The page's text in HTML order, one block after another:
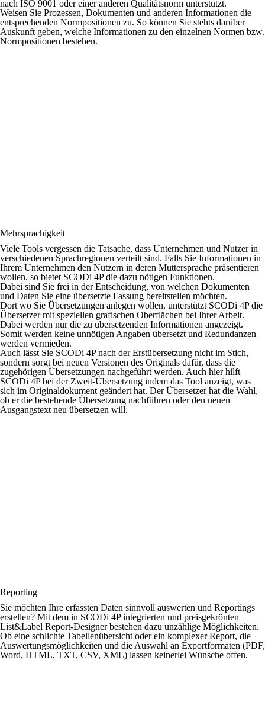
nach ISO 9001 oder einer anderen Qualitätsnorm unterstützt.
Weisen Sie Prozessen, Dokumenten und anderen Informationen die
entsprechenden Normpositionen zu. So können Sie stehts darüber
Auskunft geben, welche Informationen zu den einzelnen Normen bzw.
Normpositionen bestehen.
Mehrsprachigkeit
Viele Tools vergessen die Tatsache, dass Unternehmen und Nutzer in
verschiedenen Sprachregionen verteilt sind. Falls Sie Informationen in
Ihrem Unternehmen den Nutzern in deren Muttersprache präsentieren
wollen, so bietet SCODi 4P die dazu nötigen Funktionen.
Dabei sind Sie frei in der Entscheidung, von welchen Dokumenten
und Daten Sie eine übersetzte Fassung bereitstellen möchten.
Dort wo Sie Übersetzungen anlegen wollen, unterstützt SCODi 4P die
Übersetzer mit speziellen grafischen Oberflächen bei Ihrer Arbeit.
Dabei werden nur die zu übersetzenden Informationen angezeigt.
Somit werden keine unnötigen Angaben übersetzt und Redundanzen
werden vermieden.
Auch lässt Sie SCODi 4P nach der Erstübersetzung nicht im Stich,
sondern sorgt bei neuen Versionen des Originals dafür, dass die
zugehörigen Übersetzungen nachgeführt werden. Auch hier hilft
SCODi 4P bei der Zweit-Übersetzung indem das Tool anzeigt, was
sich im Originaldokument geändert hat. Der Übersetzer hat die Wahl,
ob er die bestehende Übersetzung nachführen oder den neuen
Ausgangstext neu übersetzen will.
Reporting
Sie möchten Ihre erfassten Daten sinnvoll auswerten und Reportings
erstellen? Mit dem in SCODi 4P integrierten und preisgekrönten
List&Label Report-Designer bestehen dazu unzählige Möglichkeiten.
Ob eine schlichte Tabellenübersicht oder ein komplexer Report, die
Auswertungsmöglichkeiten und die Auswahl an Exportformaten (PDF,
Word, HTML, TXT, CSV, XML) lassen keinerlei Wünsche offen.